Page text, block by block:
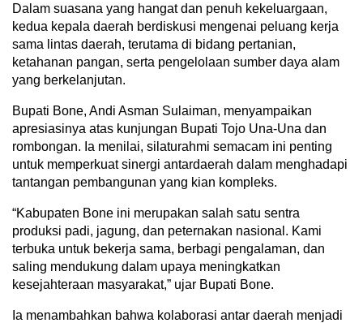
Dalam suasana yang hangat dan penuh kekeluargaan,
kedua kepala daerah berdiskusi mengenai peluang kerja
sama lintas daerah, terutama di bidang pertanian,
ketahanan pangan, serta pengelolaan sumber daya alam
yang berkelanjutan.
Bupati Bone, Andi Asman Sulaiman, menyampaikan
apresiasinya atas kunjungan Bupati Tojo Una-Una dan
rombongan. Ia menilai, silaturahmi semacam ini penting
untuk memperkuat sinergi antardaerah dalam menghadapi
tantangan pembangunan yang kian kompleks.
“Kabupaten Bone ini merupakan salah satu sentra
produksi padi, jagung, dan peternakan nasional. Kami
terbuka untuk bekerja sama, berbagi pengalaman, dan
saling mendukung dalam upaya meningkatkan
kesejahteraan masyarakat,” ujar Bupati Bone.
Ia menambahkan bahwa kolaborasi antar daerah menjadi